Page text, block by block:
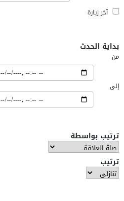
آخر زيارة
بداية الحدث
من
إلى
ترتيب بواسطة
ترتيب